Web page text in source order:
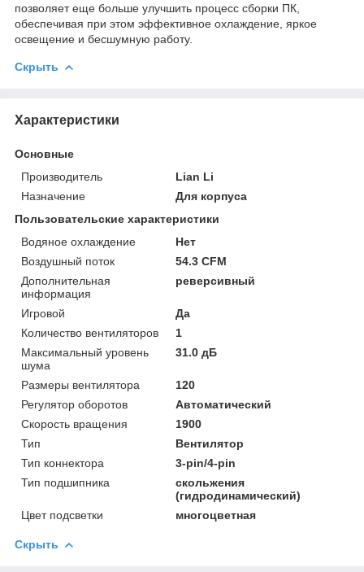
позволяет еще больше улучшить процесс сборки ПК,
обеспечивая при этом эффективное охлаждение, яркое
освещение и бесшумную работу.
Скрыть
Характеристики
Основные
Производитель
Lian Li
Назначение
Для корпуса
Пользовательские характеристики
Водяное охлаждение
Нет
Воздушный поток
54.3 CFM
Дополнительная
информация
реверсивный
Игровой
Да
Количество вентиляторов
1
Максимальный уровень
шума
31.0 дБ
Размеры вентилятора
120
Регулятор оборотов
Автоматический
Скорость вращения
1900
Тип
Вентилятор
Тип коннектора
3-pin/4-pin
Тип подшипника
скольжения
(гидродинамический)
Цвет подсветки
многоцветная
Скрыть